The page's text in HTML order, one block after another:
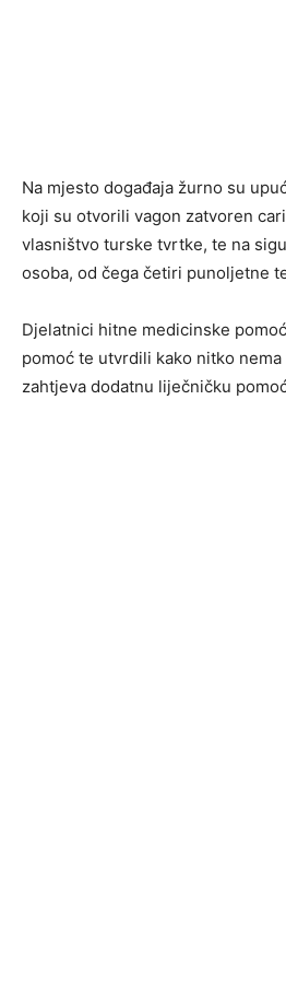
Na mjesto događaja žurno su
koji su otvorili vagon zatvoren
vlasništvo turske tvrtke, te na
osoba, od čega četiri punoljetne
Djelatnici hitne medicinske
pomoć te utvrdili kako nitko
zahtjeva dodatnu liječničku